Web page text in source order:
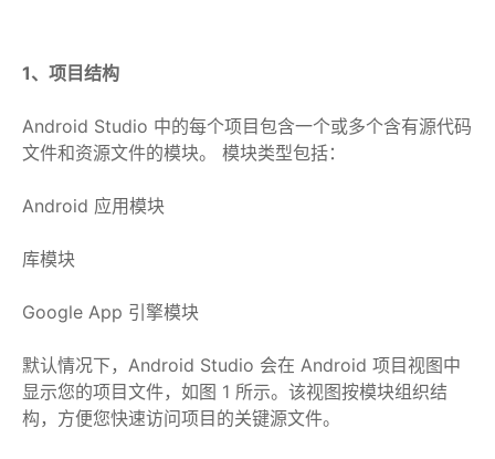
1、项目结构
Android Studio 中的每个项目包含一个或多个含有源代码
文件和资源文件的模块。 模块类型包括：
Android 应用模块
库模块
Google App 引擎模块
默认情况下，Android Studio 会在 Android 项目视图中
显示您的项目文件，如图 1 所示。该视图按模块组织结
构，方便您快速访问项目的关键源文件。